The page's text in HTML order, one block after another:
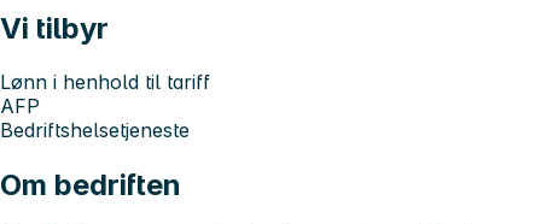
Vi tilbyr
Lønn i henhold til tariff
AFP
Bedriftshelsetjeneste
Om bedriften